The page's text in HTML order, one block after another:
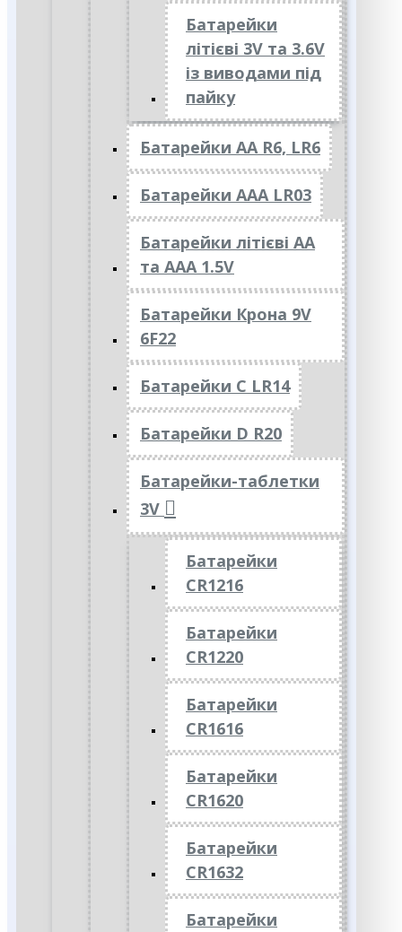
Батарейки
літієві 3V та 3.6V
із виводами під
пайку
Батарейки АА R6, LR6
Батарейки АAА LR03
Батарейки літієві АА
та ААА 1.5V
Батарейки Крона 9V
6F22
Батарейки C LR14
Батарейки D R20
Батарейки-таблетки
3V
Батарейки
CR1216
Батарейки
CR1220
Батарейки
CR1616
Батарейки
CR1620
Батарейки
CR1632
Батарейки